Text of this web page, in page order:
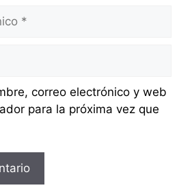
correo electrónico y web
para la próxima vez que